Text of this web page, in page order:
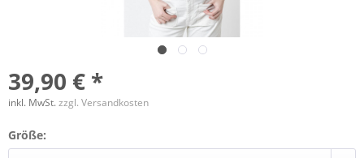
39,90 € *
inkl. MwSt.zzgl. Versandkosten
Größe: